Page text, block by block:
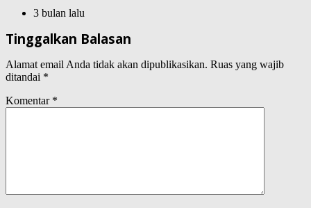
3 bulan lalu
Tinggalkan Balasan
Alamat email Anda tidak akan dipublikasikan. Ruas yang wajib
ditandai *
Komentar *